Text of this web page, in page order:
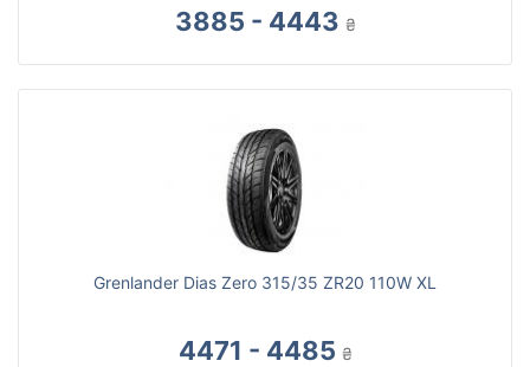
3885 - 4443 ₴
Grenlander Dias Zero 315/35 ZR20 110W XL
4471 - 4485 ₴